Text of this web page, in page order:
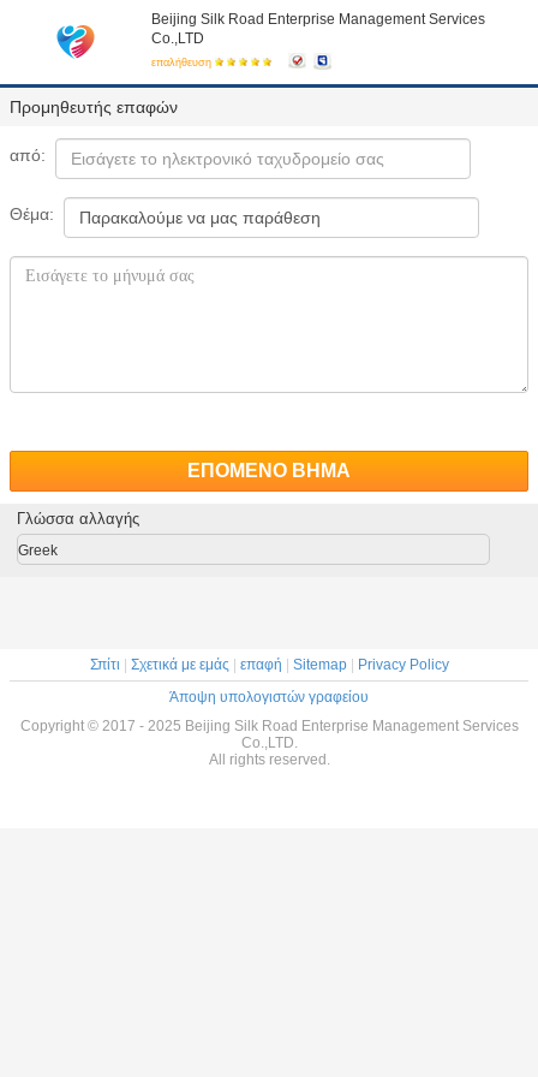
Beijing Silk Road Enterprise Management Services
Co.,LTD
επαλήθευση
Προμηθευτής επαφών
από:
Θέμα:
ΕΠΟΜΕΝΟ ΒΗΜΑ
Γλώσσα αλλαγής
Greek
Σπίτι Σχετικά με εμάς επαφή Sitemap|
Privacy Policy
Άποψη υπολογιστών γραφείου
Copyright © 2017 - 2025 Beijing Silk Road Enterprise Management Services
Co.,LTD.
All rights reserved.